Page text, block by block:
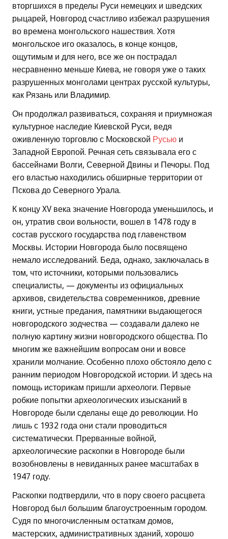
вторгшихся в пределы Руси немецких и шведских
рыцарей, Новгород счастливо избежал разрушения
во времена монгольского нашествия. Хотя
монгольское иго оказалось, в конце концов,
ощутимым и для него, все же он пострадал
несравненно меньше Киева, не говоря уже о таких
разрушенных монголами центрах русской культуры,
как Рязань или Владимир.
Он продолжал развиваться, сохраняя и приумножая
культурное наследие Киевской Руси, ведя
оживленную торговлю с Московской Русью и
Западной Европой. Речная сеть связывала его с
бассейнами Волги, Северной Двины и Печоры. Под
его властью находились обширные территории от
Пскова до Северного Урала.
К концу XV века значение Новгорода уменьшилось, и
он, утратив свои вольности, вошел в 1478 году в
состав русского государства под главенством
Москвы. Истории Новгорода было посвящено
немало исследований. Беда, однако, заключалась в
том, что источники, которыми пользовались
специалисты, — документы из официальных
архивов, свидетельства современников, древние
книги, устные предания, памятники выдающегося
новгородского зодчества — создавали далеко не
полную картину жизни новгородского общества. По
многим же важнейшим вопросам они и вовсе
хранили молчание. Особенно плохо обстояло дело с
ранним периодом Новгородской истории. И здесь на
помощь историкам пришли археологи. Первые
робкие попытки археологических изысканий в
Новгороде были сделаны еще до революции. Но
лишь с 1932 года они стали проводиться
систематически. Прерванные войной,
археологические раскопки в Новгороде были
возобновлены в невиданных ранее масштабах в
1947 году.
Раскопки подтвердили, что в пору своего расцвета
Новгород был большим благоустроенным городом.
Судя по многочисленным остаткам домов,
мастерских, административных зданий, хорошо